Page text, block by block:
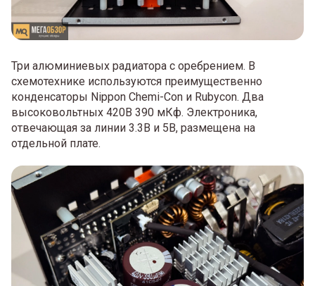
Три алюминиевых радиатора с оребрением. В
схемотехнике используются преимущественно
конденсаторы Nippon Chemi-Con и Rubycon. Два
высоковольтных 420В 390 мКф. Электроника,
отвечающая за линии 3.3В и 5В, размещена на
отдельной плате.